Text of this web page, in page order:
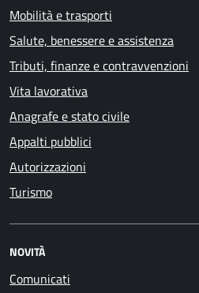
Mobilità e trasporti
Salute, benessere e assistenza
Tributi, finanze e contravvenzioni
Vita lavorativa
Anagrafe e stato civile
Appalti pubblici
Autorizzazioni
Turismo
NOVITÀ
Comunicati